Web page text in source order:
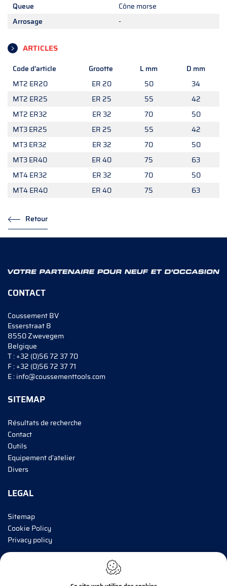
Queue
Cône morse
Arrosage
-
ARTICLES
Code d'article Grootte L mm
D mm
MT2 ER20
ER 20 50
34
MT2 ER25
ER 25 55
42
MT2 ER32
ER 32 70
50
MT3 ER25
ER 25 55
42
MT3 ER32
ER 32 70
50
MT3 ER40
ER 40 75
63
MT4 ER32
ER 32 70
50
MT4 ER40
ER 40 75 63
Retour
CONTACT
Coussement BV
Esserstraat 8
8550 Zwevegem
Belgique
T :+32 (0)56 72 37 70
F :+32 (0)56 72 37 71
E :info@coussementtools.com
SITEMAP
Résultats de recherche
Contact
Outils
Equipement d'atelier
Divers
LEGAL
Sitemap
Cookie Policy
Privacy policy